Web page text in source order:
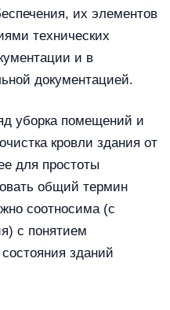
их элементов
технических
и в
документацией.
уборка помещений и
кровли здания от
для простоты
общий термин
соотносима (с
с понятием
зданий